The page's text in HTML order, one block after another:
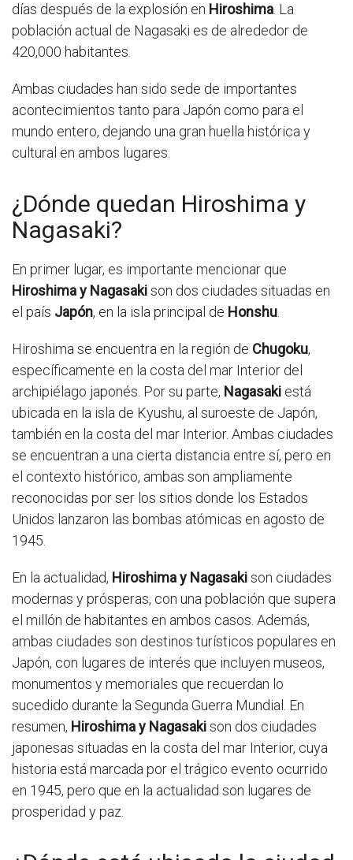
días después de la explosión en Hiroshima . La
población actual de Nagasaki es de alrededor de
420,000 habitantes.
Ambas ciudades han sido sede de importantes
acontecimientos tanto para Japón como para el
mundo entero, dejando una gran huella histórica y
cultural en ambos lugares.
¿Dónde quedan Hiroshima y
Nagasaki?
En primer lugar, es importante mencionar que
Hiroshima y Nagasakison dos ciudades situadas en
el país Japón, en la isla principal de Honshu
Hiroshima se encuentra en la región de Chugoku,
específicamente en la costa del mar Interior del
archipiélago japonés. Por su parte, Nagasaki está
ubicada en la isla de Kyushu, al suroeste de Japón,
también en la costa del mar Interior. Ambas ciudades
se encuentran a una cierta distancia entre sí, pero en
el contexto histórico, ambas son ampliamente
reconocidas por ser los sitios donde los Estados
Unidos lanzaron las bombas atómicas en agosto de
1945.
En la actualidad, Hiroshima y Nagasakison ciudades
modernas y prósperas, con una población que supera
el millón de habitantes en ambos casos. Además,
ambas ciudades son destinos turísticos populares en
Japón, con lugares de interés que incluyen museos,
monumentos y memoriales que recuerdan lo
sucedido durante la Segunda Guerra Mundial. En
resumen, Hiroshima y Nagasakison dos ciudades
japonesas situadas en la costa del mar Interior, cuya
historia está marcada por el trágico evento ocurrido
en 1945, pero que en la actualidad son lugares de
prosperidad y paz.